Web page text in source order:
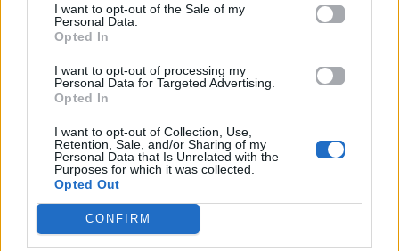
I want to opt-out of the Sale of my
Personal Data.
Opted In
I want to opt-out of processing my
Personal Data for Targeted Advertising.
Opted In
I want to opt-out of Collection, Use,
Retention, Sale, and/or Sharing of my
Personal Data that Is Unrelated with the
Purposes for which it was collected.
Opted Out
CONFIRM